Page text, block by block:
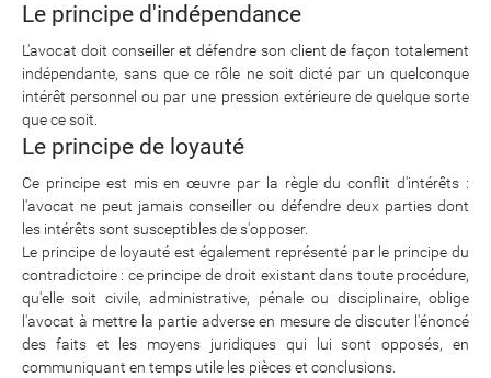
Le principe d'indépendance
L'avocat doit conseiller et défendre son client de façon totalement
indépendante, sans que ce rôle ne soit dicté par un quelconque
intérêt personnel ou par une pression extérieure de quelque sorte
que ce soit.
Le principe de loyauté
Ce principe est mis en œuvre par la règle du conflit d'intérêts :
l'avocat ne peut jamais conseiller ou défendre deux parties dont
les intérêts sont susceptibles de s'opposer.
Le principe de loyauté est également représenté par le principe du
contradictoire : ce principe de droit existant dans toute procédure,
qu'elle soit civile, administrative, pénale ou disciplinaire, oblige
l'avocat à mettre la partie adverse en mesure de discuter l'énoncé
des faits et les moyens juridiques qui lui sont opposés, en
communiquant en temps utile les pièces et conclusions.